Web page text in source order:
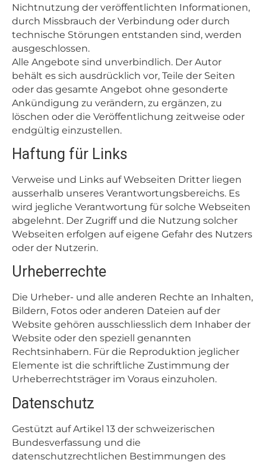
Nichtnutzung der veröffentlichten Informationen,
durch Missbrauch der Verbindung oder durch
technische Störungen entstanden sind, werden
ausgeschlossen.
Alle Angebote sind unverbindlich. Der Autor
behält es sich ausdrücklich vor, Teile der Seiten
oder das gesamte Angebot ohne gesonderte
Ankündigung zu verändern, zu ergänzen, zu
löschen oder die Veröffentlichung zeitweise oder
endgültig einzustellen.
Haftung für Links
Verweise und Links auf Webseiten Dritter liegen
ausserhalb unseres Verantwortungsbereichs. Es
wird jegliche Verantwortung für solche Webseiten
abgelehnt. Der Zugriff und die Nutzung solcher
Webseiten erfolgen auf eigene Gefahr des Nutzers
oder der Nutzerin.
Urheberrechte
Die Urheber- und alle anderen Rechte an Inhalten,
Bildern, Fotos oder anderen Dateien auf der
Website gehören ausschliesslich dem Inhaber der
Website oder den speziell genannten
Rechtsinhabern. Für die Reproduktion jeglicher
Elemente ist die schriftliche Zustimmung der
Urheberrechtsträger im Voraus einzuholen.
Datenschutz
Gestützt auf Artikel 13 der schweizerischen
Bundesverfassung und die
datenschutzrechtlichen Bestimmungen des